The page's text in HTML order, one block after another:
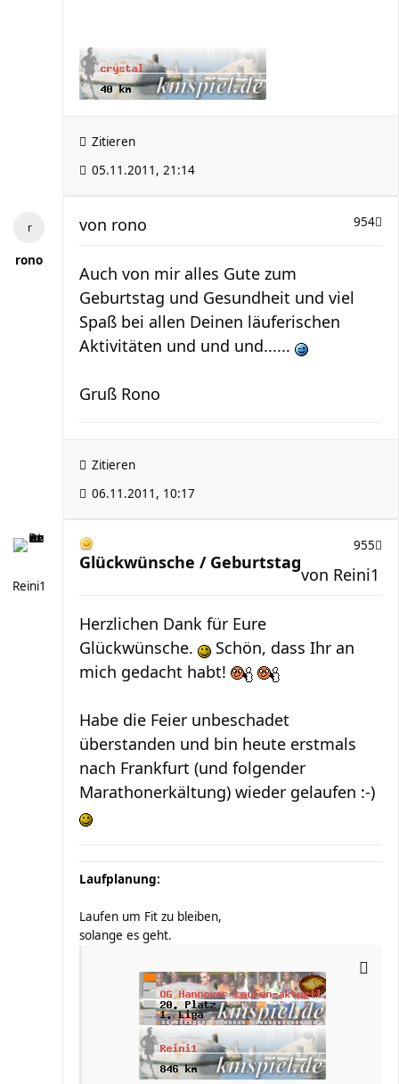
Zitieren
05.11.2011, 21:14
rono
954
von rono
Auch von mir alles Gute zum
Geburtstag und Gesundheit und viel
Spaß bei allen Deinen läuferischen
Aktivitäten und und und......
Gruß Rono
Zitieren
06.11.2011, 10:17
Reini1
Glückwünsche / Geburtstag
955
von Reini1
Herzlichen Dank für Eure
Glückwünsche.
Schön, dass Ihr an
mich gedacht habt!
Habe die Feier unbeschadet
überstanden und bin heute erstmals
nach Frankfurt (und folgender
Marathonerkältung) wieder gelaufen :-)
Laufplanung:
Laufen um Fit zu bleiben,
solange es geht.